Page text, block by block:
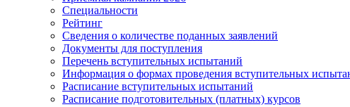
Специальности
Рейтинг
Сведения о количестве поданных заявлений
Документы для поступления
Перечень вступительных испытаний
Информация о формах проведения вступительных
Расписание вступительных испытаний
Расписание подготовительных (платных) курсов